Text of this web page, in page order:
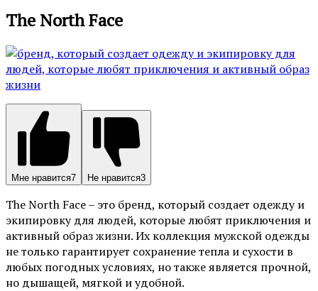
The North Face
Мне нравится7 Не нравится3
The North Face – это бренд, который создает одежду и
экипировку для людей, которые любят приключения и
активный образ жизни. Их коллекция мужской одежды
не только гарантирует сохранение тепла и сухости в
любых погодных условиях, но также является прочной,
но дышащей, мягкой и удобной.